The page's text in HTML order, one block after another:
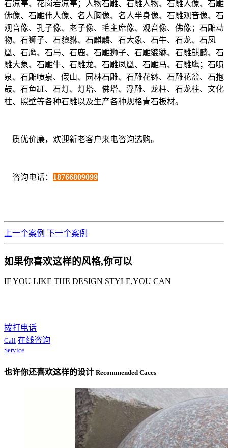
石凉亭、花岗岩凉亭；人物石雕、石雕人物、石雕人像、石雕
佛像、石雕伟人像、名人胸像、名人半身像、石雕观音像、石
观音像、孔子像、老子像、毛主席像、观音像、佛像；石雕动
物、石狮子、石貔貅、石麒麟、石大象、石牛、石龙、石凤
凰、石鹰、石马、石鹿、石雕狮子、石雕貔貅、石雕麒麟、石
雕大象、石雕牛、石雕龙、石雕凤凰、石雕马、石雕鹰；石喷
泉、石雕喷泉、假山、园林石雕、石雕花钵、石雕花盆、石抱
鼓、石鱼缸、石灯、灯塔、佛塔、浮雕、龙柱、石龙柱、文化
柱、照壁等各种石雕以及生产各种规格青石板材。
质优价廉，欢迎新老客户来电咨询选购。
咨询电话： 18766809099
上一个案例 下一个案例
如果你喜欢这样的风格,你可以
IF YOU LIKE THE DESIGN STYLE,YOU CAN
拨打电话
Call 在线咨询
Service
也许你还喜欢这样的设计 Recommended Caces